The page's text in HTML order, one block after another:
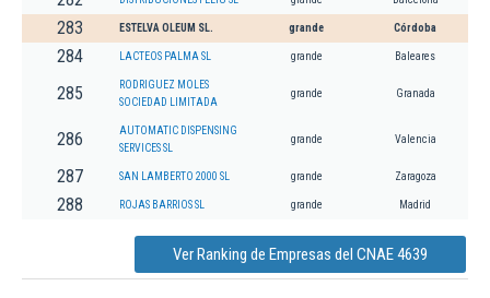
283 ESTELVA OLEUM SL. grande Córdoba
284 LACTEOS PALMA SL grande Baleares
285
RODRIGUEZ MOLES
SOCIEDAD LIMITADA
grande Granada
286
AUTOMATIC DISPENSING
SERVICES SL
grande Valencia
287 SAN LAMBERTO 2000 SL grande Zaragoza
288 ROJAS BARRIOS SL grande Madrid
Ver Ranking de Empresas del CNAE 4639